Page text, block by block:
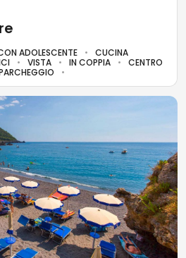
ADOLESCENTE
CUCINA
VISTA IN COPPIA
CENTRO